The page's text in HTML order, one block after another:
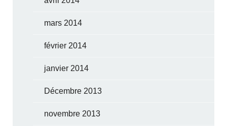
mars 2014
février 2014
janvier 2014
Décembre 2013
novembre 2013